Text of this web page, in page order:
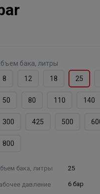
бака, литры
8
12 18 25
50 80 110 140
300 425 500
800
бака, литры 25
давление 6 бар